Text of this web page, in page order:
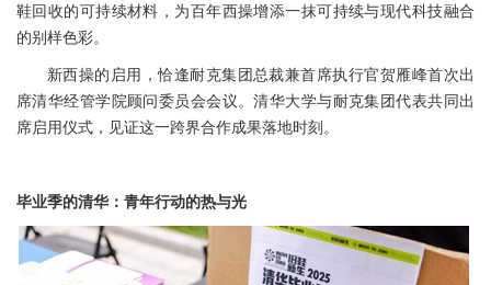
鞋回收的可持续材料，为百年西操增添一抹可持续与现代科技融合
的别样色彩。
新西操的启用，恰逢耐克集团总裁兼首席执行官贺雁峰首次出
席清华经管学院顾问委员会会议。清华大学与耐克集团代表共同出
席启用仪式，见证这一跨界合作成果落地时刻。
毕业季的清华：青年行动的热与光